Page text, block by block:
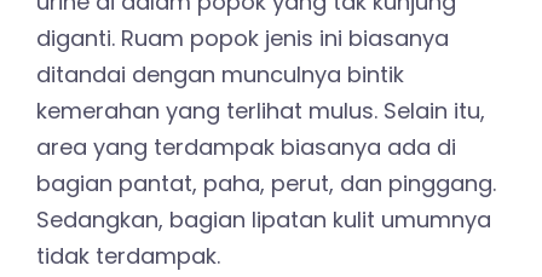
diganti. Ruam popok jenis ini biasanya
ditandai dengan munculnya bintik
kemerahan yang terlihat mulus. Selain itu,
area yang terdampak biasanya ada di
bagian pantat, paha, perut, dan pinggang.
Sedangkan, bagian lipatan kulit umumnya
tidak terdampak.